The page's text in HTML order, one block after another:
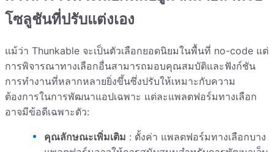
โซลูชันที่ปรับแต่งเอง
แม้ว่า Thunkable จะเป็นตัวเลือกยอดนิยมในพื้นที่ no-code แต่
การพิจารณาทางเลือกอื่นสามารถมอบคุณสมบัติและฟังก์ชัน
การทำงานที่หลากหลายยิ่งขึ้นซึ่งปรับให้เหมาะกับความ
ต้องการในการพัฒนาแอปเฉพาะ แต่ละแพลตฟอร์มทางเลือก
อาจมีข้อดีเฉพาะตัว:
คุณลักษณะเพิ่มเติม : ตั้งค่า แพลตฟอร์มทางเลือกบาง